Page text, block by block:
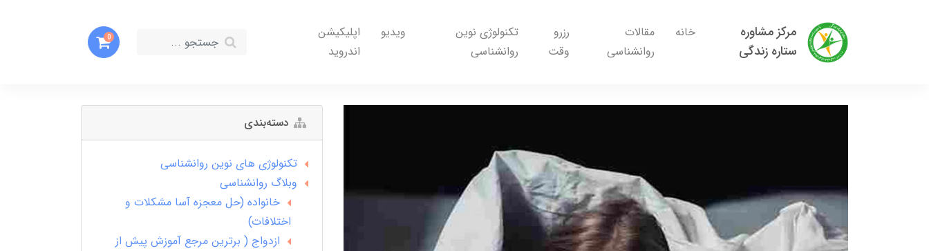
مرکز مشاوره
ستاره زندگی
خانه
مقالات
روانشناسی
رزرو
وقت
تکنولوژی نوین
روانشناسی
ویدیو
اپلیکیشن
اندروید
0
دسته‌بندی
تکنولوژی های نوین روانشناسی
وبلاگ روانشناسی
خانواده (حل معجزه آسا مشکلات و
اختلافات)
ازدواج ( برترین مرجع آموزش پیش از